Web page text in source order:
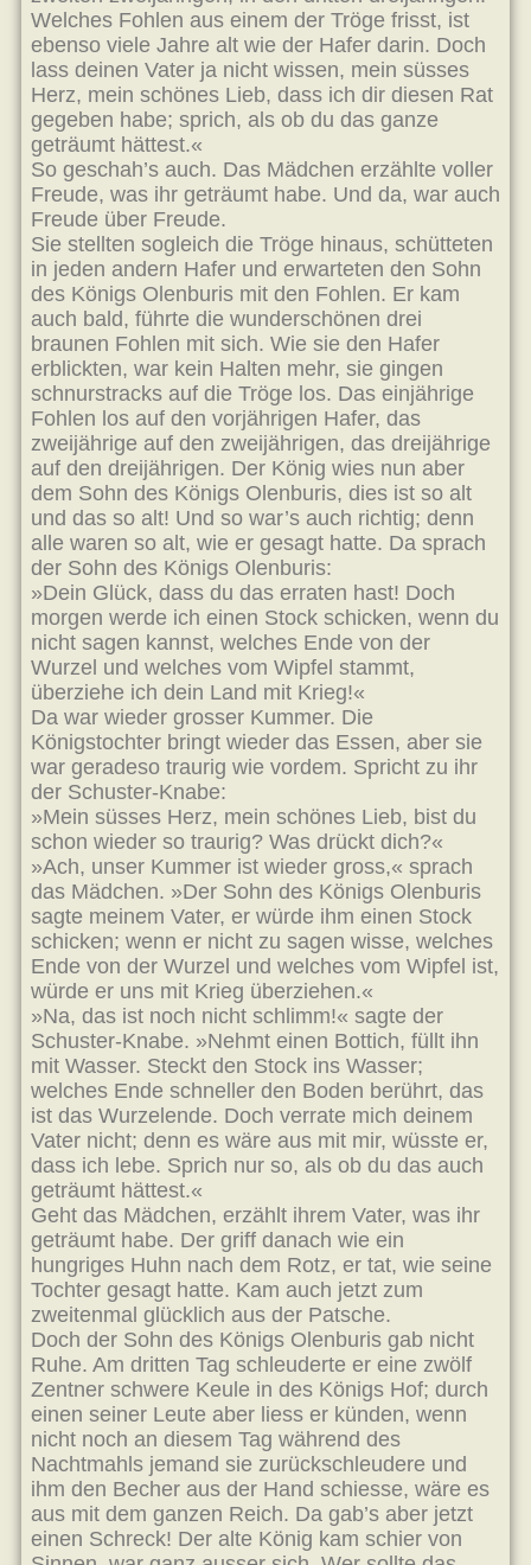
Welches Fohlen aus einem der Tröge frisst, ist
ebenso viele Jahre alt wie der Hafer darin. Doch
lass deinen Vater ja nicht wissen, mein süsses
Herz, mein schönes Lieb, dass ich dir diesen Rat
gegeben habe; sprich, als ob du das ganze
geträumt hättest.«
So geschah’s auch. Das Mädchen erzählte voller
Freude, was ihr geträumt habe. Und da, war auch
Freude über Freude.
Sie stellten sogleich die Tröge hinaus, schütteten
in jeden andern Hafer und erwarteten den Sohn
des Königs Olenburis mit den Fohlen. Er kam
auch bald, führte die wunderschönen drei
braunen Fohlen mit sich. Wie sie den Hafer
erblickten, war kein Halten mehr, sie gingen
schnurstracks auf die Tröge los. Das einjährige
Fohlen los auf den vorjährigen Hafer, das
zweijährige auf den zweijährigen, das dreijährige
auf den dreijährigen. Der König wies nun aber
dem Sohn des Königs Olenburis, dies ist so alt
und das so alt! Und so war’s auch richtig; denn
alle waren so alt, wie er gesagt hatte. Da sprach
der Sohn des Königs Olenburis:
»Dein Glück, dass du das erraten hast! Doch
morgen werde ich einen Stock schicken, wenn du
nicht sagen kannst, welches Ende von der
Wurzel und welches vom Wipfel stammt,
überziehe ich dein Land mit Krieg!«
Da war wieder grosser Kummer. Die
Königstochter bringt wieder das Essen, aber sie
war geradeso traurig wie vordem. Spricht zu ihr
der Schuster-Knabe:
»Mein süsses Herz, mein schönes Lieb, bist du
schon wieder so traurig? Was drückt dich?«
»Ach, unser Kummer ist wieder gross,« sprach
das Mädchen. »Der Sohn des Königs Olenburis
sagte meinem Vater, er würde ihm einen Stock
schicken; wenn er nicht zu sagen wisse, welches
Ende von der Wurzel und welches vom Wipfel ist,
würde er uns mit Krieg überziehen.«
»Na, das ist noch nicht schlimm!« sagte der
Schuster-Knabe. »Nehmt einen Bottich, füllt ihn
mit Wasser. Steckt den Stock ins Wasser;
welches Ende schneller den Boden berührt, das
ist das Wurzelende. Doch verrate mich deinem
Vater nicht; denn es wäre aus mit mir, wüsste er,
dass ich lebe. Sprich nur so, als ob du das auch
geträumt hättest.«
Geht das Mädchen, erzählt ihrem Vater, was ihr
geträumt habe. Der griff danach wie ein
hungriges Huhn nach dem Rotz, er tat, wie seine
Tochter gesagt hatte. Kam auch jetzt zum
zweitenmal glücklich aus der Patsche.
Doch der Sohn des Königs Olenburis gab nicht
Ruhe. Am dritten Tag schleuderte er eine zwölf
Zentner schwere Keule in des Königs Hof; durch
einen seiner Leute aber liess er künden, wenn
nicht noch an diesem Tag während des
Nachtmahls jemand sie zurückschleudere und
ihm den Becher aus der Hand schiesse, wäre es
aus mit dem ganzen Reich. Da gab’s aber jetzt
einen Schreck! Der alte König kam schier von